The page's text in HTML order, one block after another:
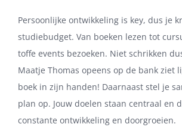
Persoonlijke ontwikkeling is key, dus je
studiebudget. Van boeken lezen tot
toffe events bezoeken. Niet schrikken
Maatje Thomas opeens op de bank ziet
boek in zijn handen! Daarnaast stel je
plan op. Jouw doelen staan centraal en
constante ontwikkeling en doorgroeien.